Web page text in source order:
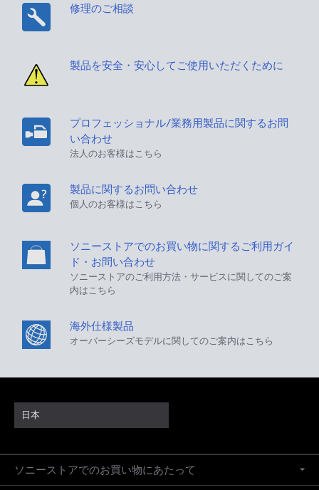
修理のご相談
製品を安全・安心してご使用いただくために
プロフェッショナル/業務用製品に関するお問
い合わせ
法人のお客様はこちら
製品に関するお問い合わせ
個人のお客様はこちら
ソニーストアでのお買い物に関するご利用ガイ
ド・お問い合わせ
ソニーストアのご利用方法・サービスに関してのご案
内はこちら
海外仕様製品
オーバーシーズモデルに関してのご案内はこちら
日本
ソニーストアでのお買い物にあたって